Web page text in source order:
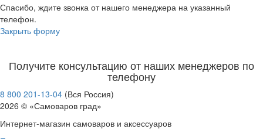
Спасибо, ждите звонка от нашего менеджера на указанный
телефон.
Закрыть форму
Получите консультацию от наших менеджеров по
телефону
8 800 201-13-04 (Вся Россия)
2026 © «Самоваров град»
Интернет-магазин самоваров и аксессуаров